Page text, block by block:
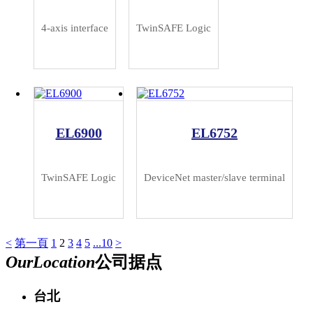
4-axis interface TwinSAFE Logic
EL6900
TwinSAFE Logic
EL6752
DeviceNet master/slave terminal
< 第一頁 1 2 3 4 5 ...10 >
OurLocation公司据点
台北